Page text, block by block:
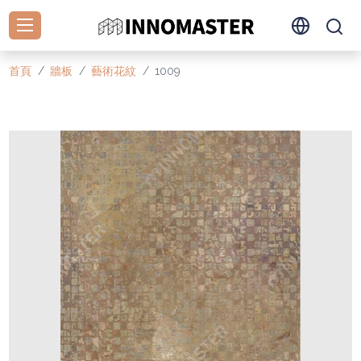
首頁 牆板 藝術花紋 1009